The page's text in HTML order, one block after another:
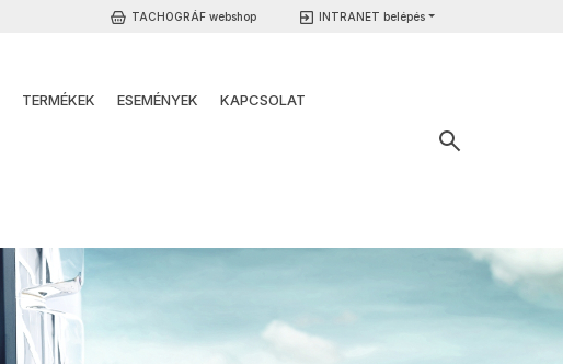
TACHOGRÁF webshop INTRANET belépés
TERMÉKEK ESEMÉNYEK KAPCSOLAT